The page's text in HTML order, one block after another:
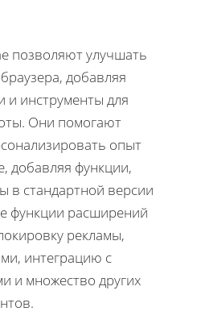
позволяют улучшать
добавляя
и инструменты для
Они помогают
опыт
добавляя функции,
в стандартной версии
функции расширений
рекламы,
интеграцию с
и множество других